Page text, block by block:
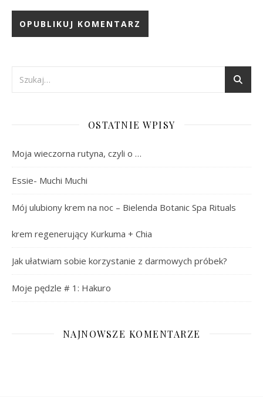
OSTATNIE WPISY
Moja wieczorna rutyna, czyli o …
Essie- Muchi Muchi
Mój ulubiony krem na noc – Bielenda Botanic Spa Rituals
krem regenerujący Kurkuma + Chia
Jak ułatwiam sobie korzystanie z darmowych próbek?
Moje pędzle # 1: Hakuro
NAJNOWSZE KOMENTARZE